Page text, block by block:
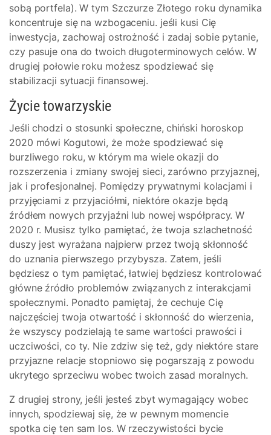
sobą portfela). W tym Szczurze Złotego roku dynamika
koncentruje się na wzbogaceniu. jeśli kusi Cię
inwestycja, zachowaj ostrożność i zadaj sobie pytanie,
czy pasuje ona do twoich długoterminowych celów. W
drugiej połowie roku możesz spodziewać się
stabilizacji sytuacji finansowej.
Życie towarzyskie
Jeśli chodzi o stosunki społeczne, chiński horoskop
2020 mówi Kogutowi, że może spodziewać się
burzliwego roku, w którym ma wiele okazji do
rozszerzenia i zmiany swojej sieci, zarówno przyjaznej,
jak i profesjonalnej. Pomiędzy prywatnymi kolacjami i
przyjęciami z przyjaciółmi, niektóre okazje będą
źródłem nowych przyjaźni lub nowej współpracy. W
2020 r. Musisz tylko pamiętać, że twoja szlachetność
duszy jest wyrażana najpierw przez twoją skłonność
do uznania pierwszego przybysza. Zatem, jeśli
będziesz o tym pamiętać, łatwiej będziesz kontrolować
główne źródło problemów związanych z interakcjami
społecznymi. Ponadto pamiętaj, że cechuje Cię
najczęściej twoja otwartość i skłonność do wierzenia,
że wszyscy podzielają te same wartości prawości i
uczciwości, co ty. Nie zdziw się też, gdy niektóre stare
przyjazne relacje stopniowo się pogarszają z powodu
ukrytego sprzeciwu wobec twoich zasad moralnych.
Z drugiej strony, jeśli jesteś zbyt wymagający wobec
innych, spodziewaj się, że w pewnym momencie
spotka cię ten sam los. W rzeczywistości bycie